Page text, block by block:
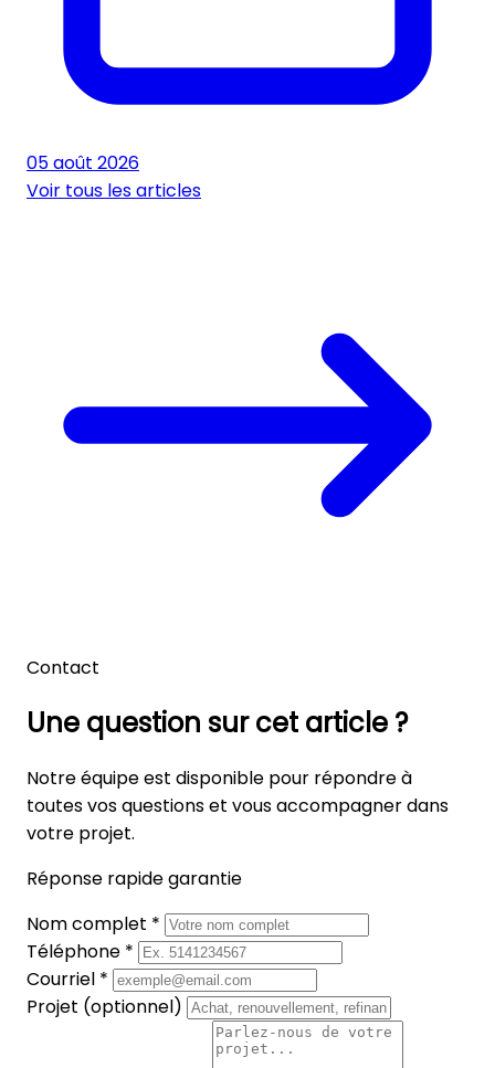
05 août 2026
Voir tous les articles
Contact
Une question sur cet article ?
Notre équipe est disponible pour répondre à
toutes vos questions et vous accompagner dans
votre projet.
Réponse rapide garantie
Nom complet *
Téléphone *
Courriel *
Projet (optionnel)